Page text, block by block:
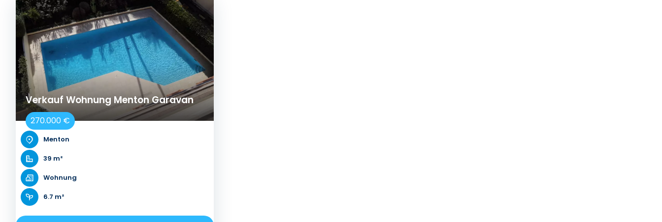
Verkauf Wohnung Menton Garavan
270.000 €
Menton
39 m²
Wohnung
6.7 m²